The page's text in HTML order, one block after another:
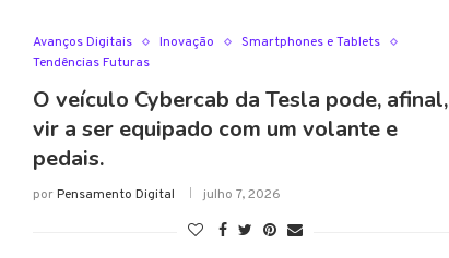
Avanços Digitais Inovação
Smartphones e Tablets
Tendências Futuras
O veículo Cybercab da Tesla pode, afinal,
vir a ser equipado com um volante e
pedais.
porPensamento Digital julho 7, 2026